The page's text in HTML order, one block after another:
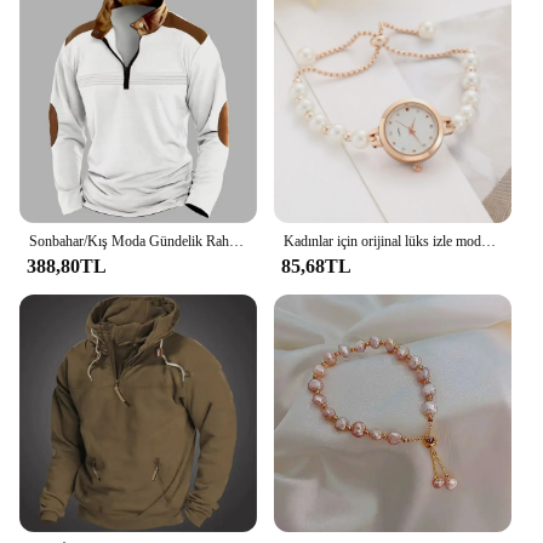
388,80TL
Kadınlar için orijinal lüks izle moda tasarım inci bilezik kayışı saatler bayanlar zarif kol saatleri hediyeler relojes para damas
85,68TL